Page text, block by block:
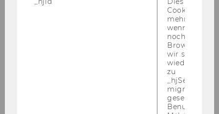
Cookie, das
mehr setzen,
wenn ein
noch in
Browser hat,
wir seinen
zu
migrieren.
gesetzt,
Benutzer